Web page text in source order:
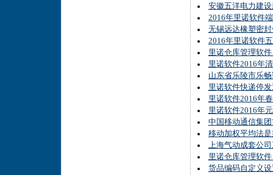
安徽五洋电力建
2016年里诺软件
无锡远达橡塑密
2016年里诺软件
里诺仓库管理软
里诺软件2016年
山东省乐陵市乐
里诺软件快递停
里诺软件2016年
里诺软件2016年
中国移动通信集
移动加权平均法
上海气动成套公
里诺仓库管理软
货品编码自定义